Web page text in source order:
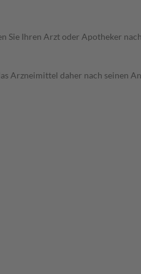
Sie Ihren Arzt oder Apotheker
Arzneimittel daher nach seinen